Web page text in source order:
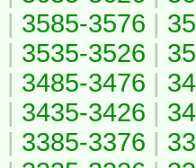
| 3585-3576 |
| 3535-3526 |
| 3485-3476 |
| 3435-3426 |
| 3385-3376 |